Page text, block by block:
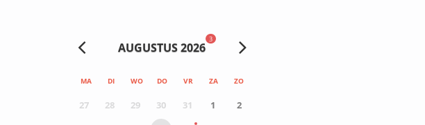
AUGUSTUS 2026
3
MA DI WO DO VR ZA ZO
27 28 29 30 31 1
2